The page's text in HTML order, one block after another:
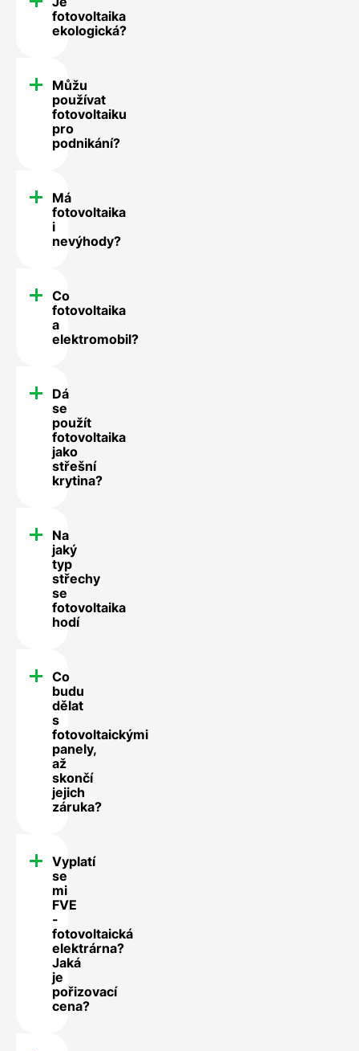
fotovoltaika
ekologická?
Můžu
používat
fotovoltaiku
pro
podnikání?
Má
fotovoltaika
i
nevýhody?
Co
fotovoltaika
a
elektromobil?
Dá
se
použít
fotovoltaika
jako
střešní
krytina?
Na
jaký
typ
střechy
se
fotovoltaika
hodí
Co
budu
dělat
s
fotovoltaickými
panely,
až
skončí
jejich
záruka?
Vyplatí
se
mi
FVE
-
fotovoltaická
elektrárna?
Jaká
je
pořizovací
cena?